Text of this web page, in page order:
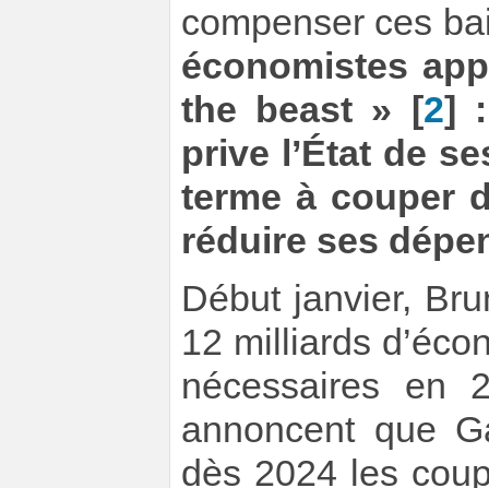
compenser ces
économistes
the beast » [2]
prive l’État de
terme à couper
réduire ses
Début janvier,
12 milliards
nécessaires en
annoncent que
dès 2024 les